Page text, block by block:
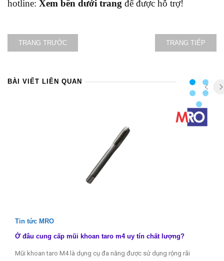
hotline: Xem bên dưới trang để được hỗ trợ!
TRANG TRƯỚC TRANG TIẾP
BÀI VIẾT LIÊN QUAN
Tin tức MRO
Ở đâu cung cấp mũi khoan taro m4 uy tín chất lượng?
Mũi khoan taro M4 là dụng cụ đa năng được sử dụng rộng rãi